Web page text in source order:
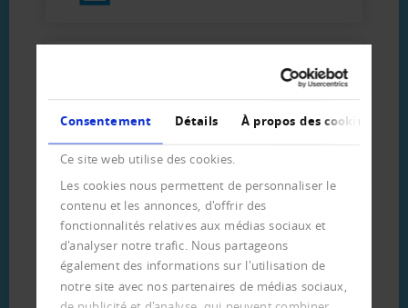
Consentement Détails À propos des cookies
Ce site web utilise des cookies.
Les cookies nous permettent de personnaliser le
contenu et les annonces, d'offrir des
fonctionnalités relatives aux médias sociaux et
d'analyser notre trafic. Nous partageons
également des informations sur l'utilisation de
notre site avec nos partenaires de médias sociaux,
de publicité et d'analyse, qui peuvent combiner
CrediDATA (71 KB)
Renseignement sur les
poursuites (59 KB)